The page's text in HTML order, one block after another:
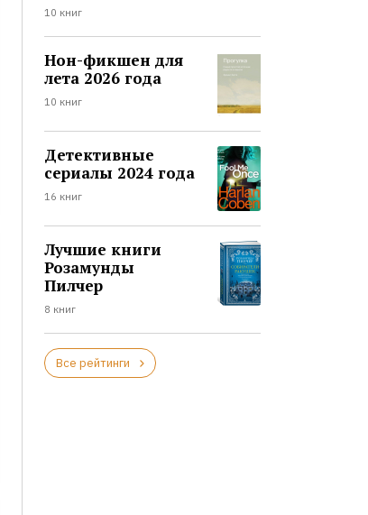
10 книг
Нон-фикшен для
лета 2026 года
10 книг
Детективные
сериалы 2024 года
16 книг
Лучшие книги
Розамунды
Пилчер
8 книг
Все рейтинги